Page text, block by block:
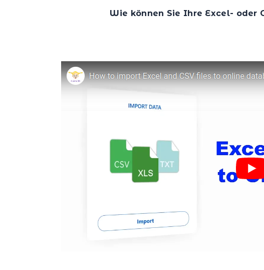
Wie können Sie Ihre Excel- oder